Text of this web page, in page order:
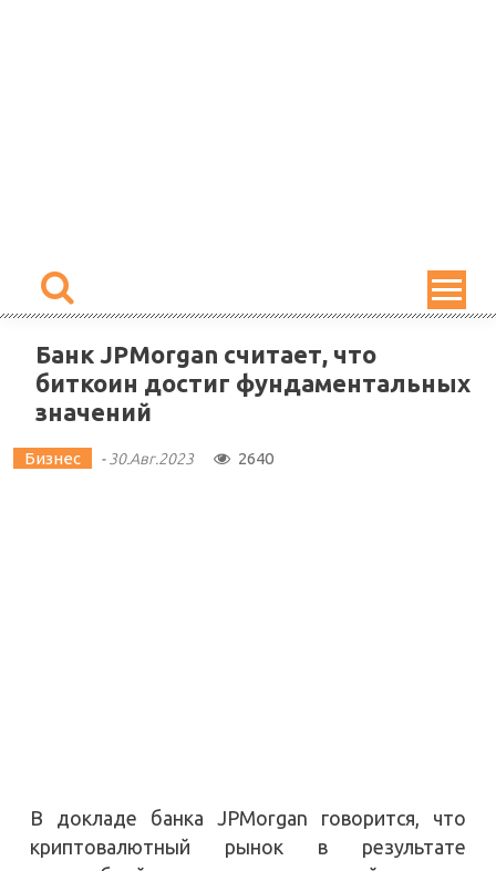
Банк JPMorgan считает, что
биткоин достиг фундаментальных
значений
Бизнес - 30.Авг.2023 2640
В докладе банка JPMorgan говорится, что
криптовалютный рынок в результате